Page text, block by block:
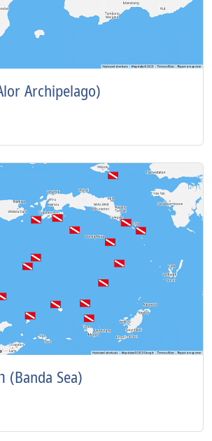
Archipelago)
(Banda Sea)